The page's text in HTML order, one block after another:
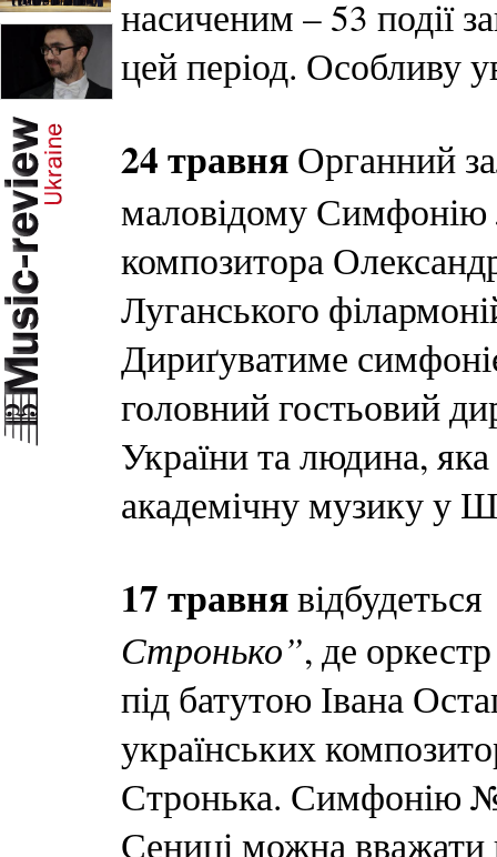
насиченим – 53 події
цей період. Особливу
24 травня Органний
маловідому
композитора
Луганського
Дириґуватиме
головний гостьовий
України та людина,
академічну музику у
17 травнявідбудеться
Стронько”, де
під батутою Івана
українських
Стронька. Симфонію
Сениці можна